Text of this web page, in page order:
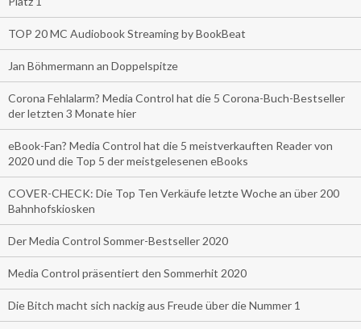
TOP 20 MC Audiobook Streaming by BookBeat
Jan Böhmermann an Doppelspitze
Corona Fehlalarm? Media Control hat die 5 Corona-Buch-Bestseller
der letzten 3 Monate hier
eBook-Fan? Media Control hat die 5 meistverkauften Reader von
2020 und die Top 5 der meistgelesenen eBooks
COVER-CHECK: Die Top Ten Verkäufe letzte Woche an über 200
Bahnhofskiosken
Der Media Control Sommer-Bestseller 2020
Media Control präsentiert den Sommerhit 2020
Die Bitch macht sich nackig aus Freude über die Nummer 1